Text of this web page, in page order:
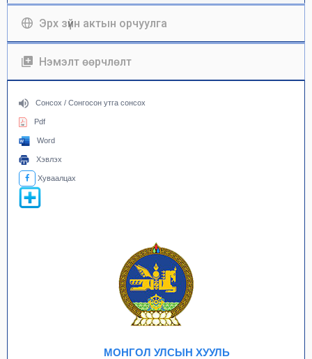
Эрх зүйн актын орчуулга
Нэмэлт өөрчлөлт
Сонсох / Сонгосон утга сонсох
Pdf
Word
Хэвлэх
Хуваалцах
МОНГОЛ УЛСЫН ХУУЛЬ